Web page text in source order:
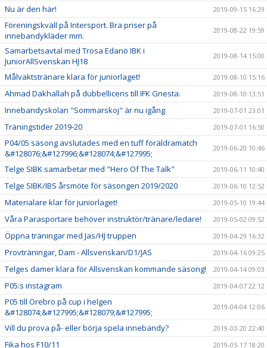
Nu är den här! 2019-09-15 16:29
Föreningskväll på Intersport. Bra priser på
innebandykläder mm.
2019-08-22 19:59
Samarbetsavtal med Trosa Edanö IBK i
JuniorAllSvenskan HJ18
2019-08-14 15:00
Målvaktstränare klara för juniorlaget! 2019-08-10 15:16
Ahmad Dakhallah på dubbellicens till IFK Gnesta. 2019-08-10 13:51
Innebandyskolan "Sommarskoj" är nu igång 2019-07-01 23:01
Träningstider 2019-20 2019-07-01 16:50
P04/05 säsong avslutades med en tuff föräldramatch
&#128076;&#127996;&#128074;&#127995;
2019-06-20 10:46
Telge SIBK samarbetar med "Hero Of The Talk" 2019-06-11 10:40
Telge SIBK/IBS årsmöte för säsongen 2019/2020 2019-06-10 12:52
Materialare klar för juniorlaget! 2019-05-10 19:44
Våra Parasportare behöver instruktör/tränare/ledare! 2019-05-02 09:52
Öppna träningar med Jas/HJ truppen 2019-04-29 16:32
Provträningar, Dam - Allsvenskan/D1/JAS 2019-04-16 09:25
Telges damer klara för Allsvenskan kommande säsong! 2019-04-14 09:03
P05:s instagram 2019-04-07 22:12
P05 till Örebro på cup i helgen
&#128074;&#127995;&#128079;&#127995;
2019-04-04 12:06
Vill du prova på- eller börja spela innebandy? 2019-03-20 22:40
Fika hos F10/11 2019-03-17 18:20